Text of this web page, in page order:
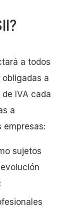
a todos
a
IVA cada
a
empresas:
sujetos
;